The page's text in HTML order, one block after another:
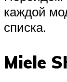
каждой
списка.
Miele